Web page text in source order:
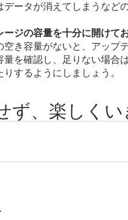
データが消えてしまうなど
ージの容量を十分に開けて
空き容量がないと、アップ
量を確認し、足りない場合
りするようにしましょう。
ず、楽しくい